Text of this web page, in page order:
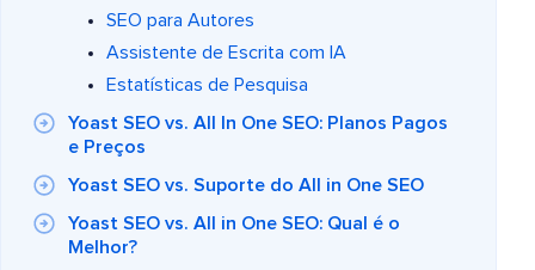
SEO para Autores
Assistente de Escrita com IA
Estatísticas de Pesquisa
Yoast SEO vs. All In One SEO: Planos Pagos
e Preços
Yoast SEO vs. Suporte do All in One SEO
Yoast SEO vs. All in One SEO: Qual é o
Melhor?